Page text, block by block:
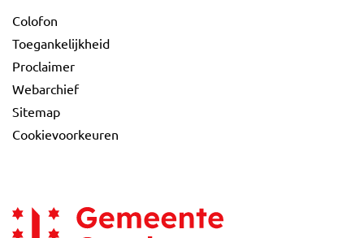
Colofon
Toegankelijkheid
Proclaimer
Webarchief
Sitemap
Cookievoorkeuren